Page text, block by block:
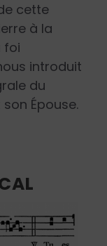
cette
à la
foi
introduit
du
Épouse.